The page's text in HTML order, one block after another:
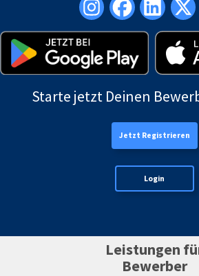
Starte jetzt Deinen
Jetzt Registrieren
Login
Leistungen
Bewerber